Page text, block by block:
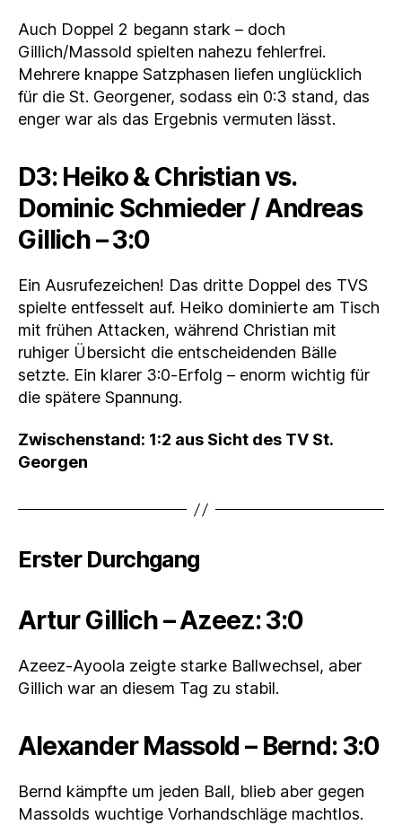
Auch Doppel 2 begann stark – doch
Gillich/Massold spielten nahezu fehlerfrei.
Mehrere knappe Satzphasen liefen unglücklich
für die St. Georgener, sodass ein 0:3 stand, das
enger war als das Ergebnis vermuten lässt.
D3: Heiko & Christian vs.
Dominic Schmieder / Andreas
Gillich – 3:0
Ein Ausrufezeichen! Das dritte Doppel des TVS
spielte entfesselt auf. Heiko dominierte am Tisch
mit frühen Attacken, während Christian mit
ruhiger Übersicht die entscheidenden Bälle
setzte. Ein klarer 3:0‑Erfolg – enorm wichtig für
die spätere Spannung.
Zwischenstand: 1:2 aus Sicht des TV St.
Georgen
Erster Durchgang
Artur Gillich – Azeez: 3:0
Azeez-Ayoola zeigte starke Ballwechsel, aber
Gillich war an diesem Tag zu stabil.
Alexander Massold – Bernd: 3:0
Bernd kämpfte um jeden Ball, blieb aber gegen
Massolds wuchtige Vorhandschläge machtlos.